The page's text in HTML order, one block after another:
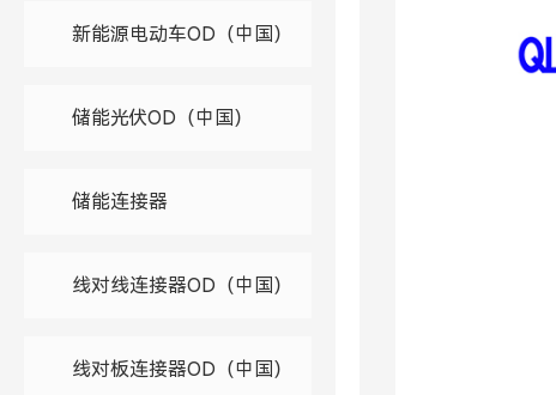
新能源电动车OD（中国）
储能光伏OD（中国）
储能连接器
线对线连接器OD（中国）
线对板连接器OD（中国）